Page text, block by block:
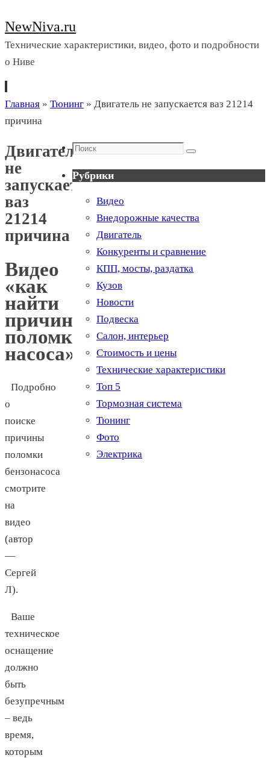
NewNiva.ru
Технические характеристики, видео, фото и подробности
о Ниве
Перейти
к
Главная » Тюнинг » Двигатель не запускается ваз 21214
причина
Двигатель
не
запускается
ваз
21214
причина
Видео
«как
найти
причину
поломки
насоса»
Подробно
о
поиске
причины
поломки
бензонасоса
смотрите
на
видео
(автор
—
Сергей
Л).
Ваше
техническое
оснащение
должно
быть
безупречным
– ведь
время,
которым
Поиск
Поиск
Рубрики
Видео
Внедорожные качества
Двигатель
Конкуренты и сравнение
КПП, мосты, раздатка
Кузов
Новости
Подвеска
Салон, интерьер
Стоимость и цены
Технические характеристики
Топ 5
Тормозная система
Тюнинг
Фото
Электрика